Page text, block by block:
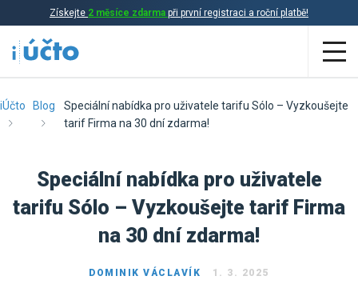
Získejte 2 měsíce zdarma při první registraci a roční platbě!
Aplikace
Daňová evidence
Fakturace
Přehled funkcí
Online účetnictví
Ceník
iÚčto Blog
Speciální nabídka pro uživatele tarifu Sólo – Vyzkoušejte
tarif Firma na 30 dní zdarma!
Speciální nabídka pro uživatele
tarifu Sólo – Vyzkoušejte tarif Firma
na 30 dní zdarma!
DOMINIK VÁCLAVÍK 1. 3. 2025